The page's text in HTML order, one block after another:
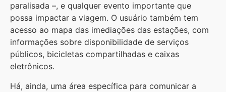
paralisada –, e qualquer evento importante que
possa impactar a viagem. O usuário também tem
acesso ao mapa das imediações das estações, com
informações sobre disponibilidade de serviços
públicos, bicicletas compartilhadas e caixas
eletrônicos.
Há, ainda, uma área específica para comunicar a